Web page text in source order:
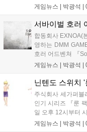
게임뉴스 | 박광석
서바이벌 호러
합동회사 EXNOA(
영하는 DMM
호러 어드벤쳐 『
부터 선주문을...
게임뉴스 | 박광석
닌텐도 스위치 '
주식회사 세가퍼블
인기 시리즈 『룬
일 오후 12시부터
게임뉴스 | 박광석